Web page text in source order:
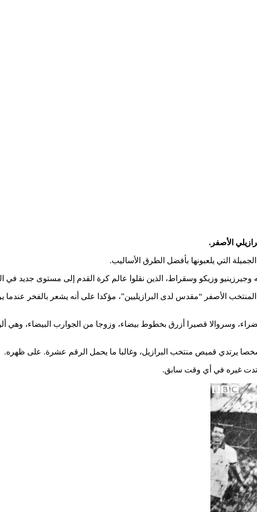
الأصفر.
التي يلعبونها بأفضل الطرق الأساليب.
وجيرزينيو وزيكو وسقراط، الذين نقلوا عالم كرة القدم إلى مستوى جديد
كابتن منتخب البرازيل وقت فوزه بكأس العالم عام 1970، إن قميص المنتخب الأصفر “مقدس لدى البرازيليين”، مؤكدا على أنه
وسروالا قصيرا أزرق بخطوط بيضاء، وزوجا من الجوارب البيضاء، وهي
يرتدي قميص منتخب البرازيل، وغالبا ما يحمل الرقم عشرة. على ظهره.
ارتدت غيره في أي وقت سابق.